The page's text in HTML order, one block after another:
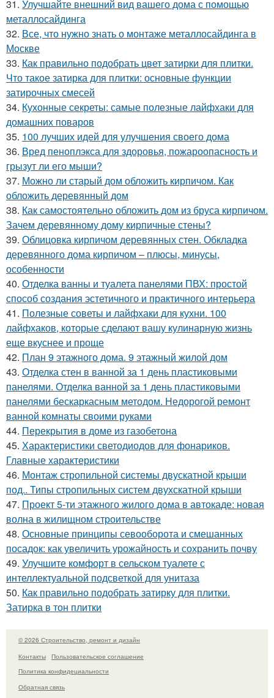
31. Улучшайте внешний вид вашего дома с помощью
металлосайдинга
32. Все, что нужно знать о монтаже металлосайдинга в
Москве
33. Как правильно подобрать цвет затирки для плитки.
Что такое затирка для плитки: основные функции
затирочных смесей
34. Кухонные секреты: самые полезные лайфхаки для
домашних поваров
35. 100 лучших идей для улучшения своего дома
36. Вред пеноплэкса для здоровья, пожароопасность и
грызут ли его мыши?
37. Можно ли старый дом обложить кирпичом. Как
обложить деревянный дом
38. Как самостоятельно обложить дом из бруса кирпичом.
Зачем деревянному дому кирпичные стены?
39. Облицовка кирпичом деревянных стен. Обкладка
деревянного дома кирпичом – плюсы, минусы,
особенности
40. Отделка ванны и туалета панелями ПВХ: простой
способ создания эстетичного и практичного интерьера
41. Полезные советы и лайфхаки для кухни. 100
лайфхаков, которые сделают вашу кулинарную жизнь
еще вкуснее и проще
42. План 9 этажного дома. 9 этажный жилой дом
43. Отделка стен в ванной за 1 день пластиковыми
панелями. Отделка ванной за 1 день пластиковыми
панелями бескаркасным методом. Недорогой ремонт
ванной комнаты своими руками
44. Перекрытия в доме из газобетона
45. Характеристики светодиодов для фонариков.
Главные характеристики
46. Монтаж стропильной системы двускатной крыши
под.. Типы стропильных систем двухскатной крыши
47. Проект 5-ти этажного жилого дома в автокаде: новая
волна в жилищном строительстве
48. Основные принципы севооборота и смешанных
посадок: как увеличить урожайность и сохранить почву
49. Улучшите комфорт в сельском туалете с
интеллектуальной подсветкой для унитаза
50. Как правильно подобрать затирку для плитки.
Затирка в тон плитки
© 2026 Строительство, ремонт и дизайн
Контакты
Пользовательское соглашение
Политика конфидециальности
Обратная связь